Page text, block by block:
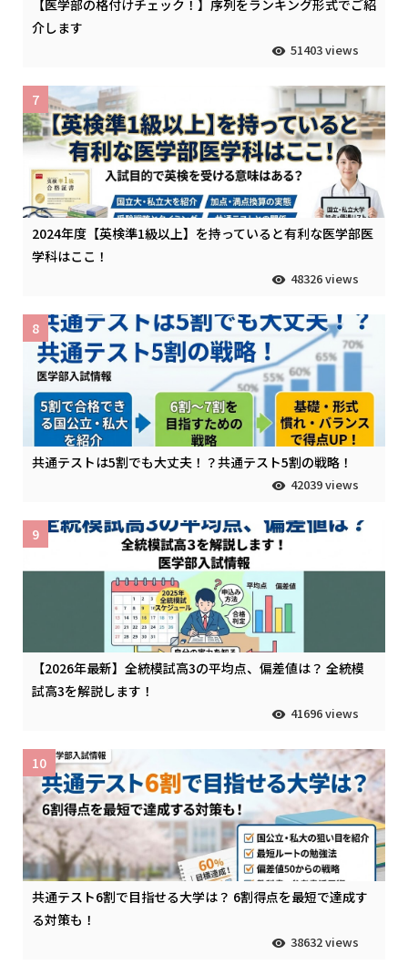
【医学部の格付けチェック！】序列をランキング形式でご紹
介します
51403 views
2024年度【英検準1級以上】を持っていると有利な医学部医
学科はここ！
48326 views
7
共通テストは5割でも大丈夫！？共通テスト5割の戦略！
42039 views
8
【2026年最新】全統模試高3の平均点、偏差値は？ 全統模
試高3を解説します！
41696 views
9
共通テスト6割で目指せる大学は？ 6割得点を最短で達成す
る対策も！
38632 views
10